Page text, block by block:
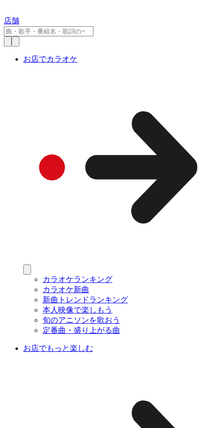
店舗
お店でカラオケ
カラオケランキング
カラオケ新曲
新曲トレンドランキング
本人映像で楽しもう
旬のアニソンを歌おう
定番曲・盛り上がる曲
お店でもっと楽しむ